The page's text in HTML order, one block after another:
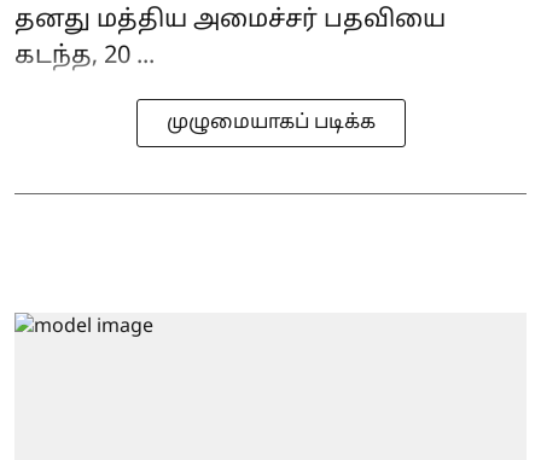
தனது மத்திய அமைச்சர் பதவியை
கடந்த, 20 ...
முழுமையாகப் படிக்க